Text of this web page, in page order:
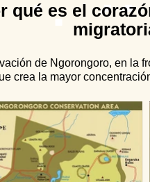
qué es el
de Ngorongoro, en la
crea la mayor